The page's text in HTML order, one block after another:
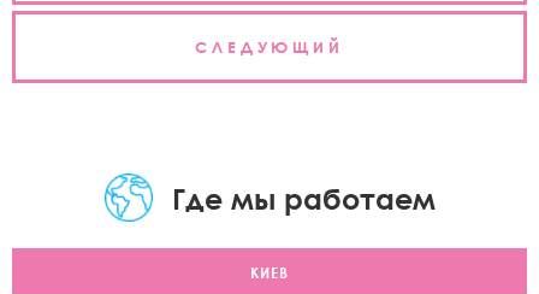
записям
СЛЕДУЮЩИЙ
Где мы работаем
КИЕВ